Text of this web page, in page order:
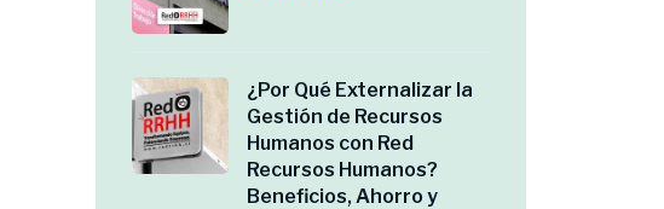
¿Por Qué Externalizar la
Gestión de Recursos
Humanos con Red
Recursos Humanos?
Beneficios, Ahorro y